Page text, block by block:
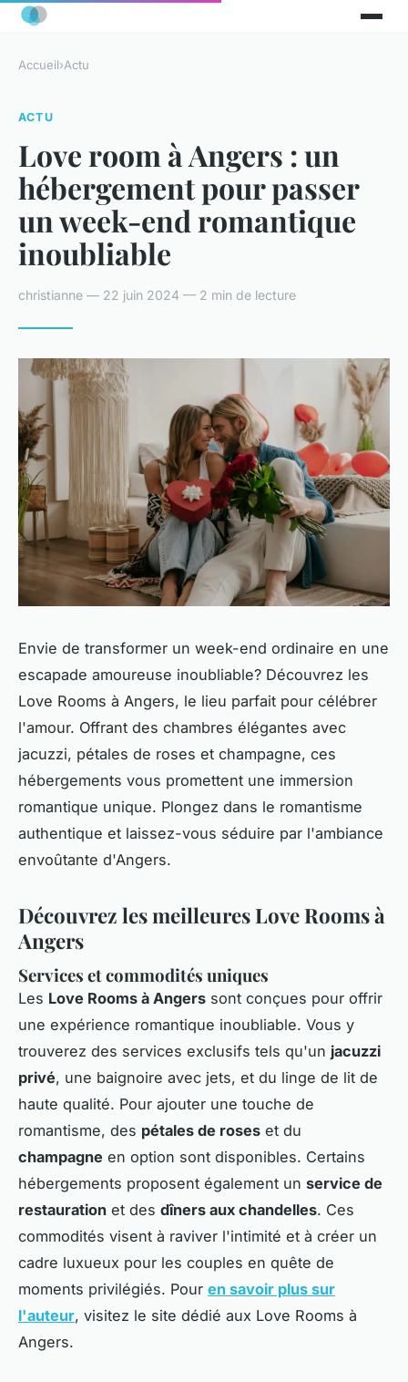
Accueil›Actu
ACTU
Love room à Angers : un
hébergement pour passer
un week-end romantique
inoubliable
christianne — 22 juin 2024 — 2 min de lecture
Envie de transformer un week-end ordinaire en une
escapade amoureuse inoubliable? Découvrez les
Love Rooms à Angers, le lieu parfait pour célébrer
l'amour. Offrant des chambres élégantes avec
jacuzzi, pétales de roses et champagne, ces
hébergements vous promettent une immersion
romantique unique. Plongez dans le romantisme
authentique et laissez-vous séduire par l'ambiance
envoûtante d'Angers.
Découvrez les meilleures Love Rooms à
Angers
Services et commodités uniques
Les Love Rooms à Angers sont conçues pour offrir
une expérience romantique inoubliable. Vous y
trouverez des services exclusifs tels qu'un jacuzzi
privé, une baignoire avec jets, et du linge de lit de
haute qualité. Pour ajouter une touche de
romantisme, des pétales de roses et du
champagne en option sont disponibles. Certains
hébergements proposent également un service de
restauration et des dîners aux chandelles. Ces
commodités visent à raviver l'intimité et à créer un
cadre luxueux pour les couples en quête de
moments privilégiés. Pour en savoir plus sur
l'auteur, visitez le site dédié aux Love Rooms à
Angers.